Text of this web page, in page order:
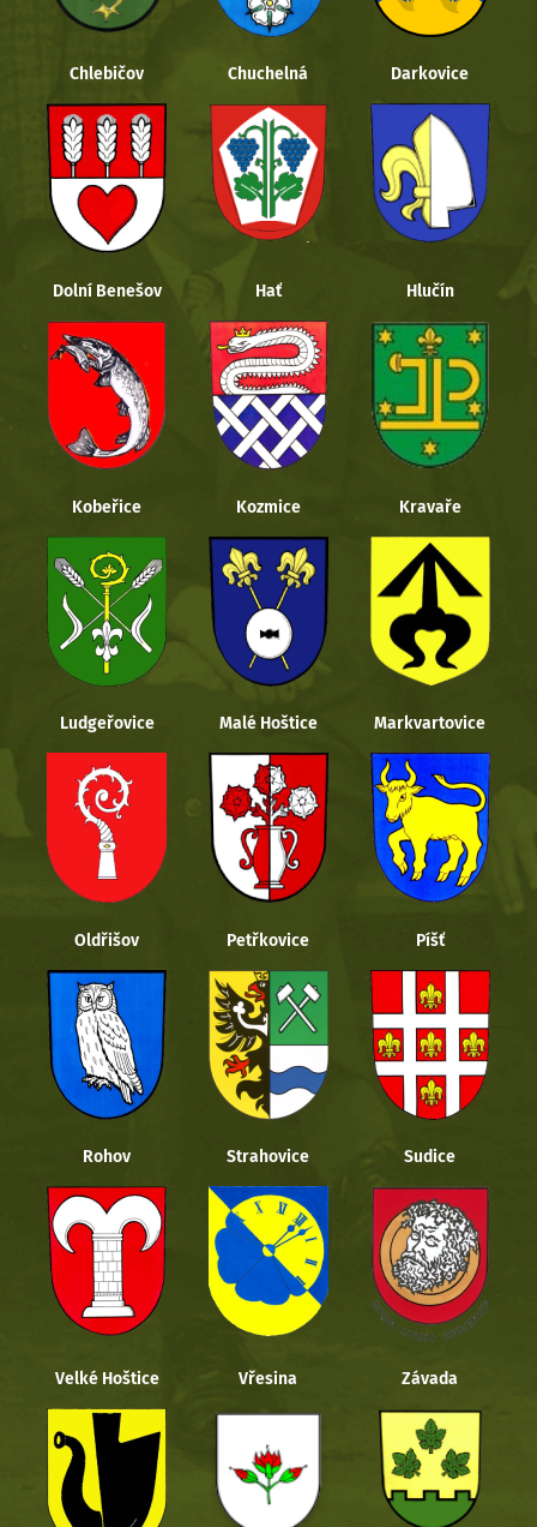
Chlebičov Chuchelná Darkovice
Dolní Benešov Hať Hlučín
Kobeřice Kozmice Kravaře
Ludgeřovice Malé Hoštice Markvartovice
Oldřišov Petřkovice Píšť
Rohov Strahovice Sudice
Velké Hoštice Vřesina Závada